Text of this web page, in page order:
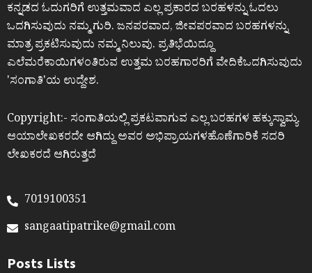
ಕನ್ನಡದ ಓದುಗರಿಗೆ ಉತ್ತಮವಾದ ಎಲ್ಲ ಪ್ರಕಾರದ ಬರಹಳನ್ನು ಓದಲು
ಒದಗಿಸುವುದು ನಮ್ಮ ಗುರಿ. ಜನಪರವಾದ, ಜೀವಪರವಾದ ಬರಹಗಳನ್ನು
ಮಾತ್ರ ಪ್ರಕಟಿಸುವುದು ನಮ್ಮ ನಿಲುವು. ಪ್ರತಿಭೆಯಿದ್ದೂ
ಎಲೆಮರೆಕಾಯಿಗಳಂತಿರುವ ಉತ್ತಮ ಬರಹಗಾರರಿಗೆ ವೇದಿಕೆಒದಗಿಸುವುದು
ʼಸಂಗಾತಿʼಯ ಉದ್ದೇಶ.
Copyright:- ಸಂಗಾತಿಯಲ್ಲಿ ಪ್ರಕಟವಾಗುವ ಎಲ್ಲ ಬರಹಗಳ ಹಕ್ಕುಸ್ವಾಮ್ಯ
ಆಯಾಲೇಖಕರದೇ ಆಗಿದ್ದು ಅವರ ಅಭಿಪ್ರಾಯಗಳಹೊಣೆಗಾರಿಕೆ ಸದರಿ
ಲೇಖಕರದೆ ಆಗಿರುತ್ತದೆ
7019100351
sangaatipatrike@gmail.com
Posts Lists